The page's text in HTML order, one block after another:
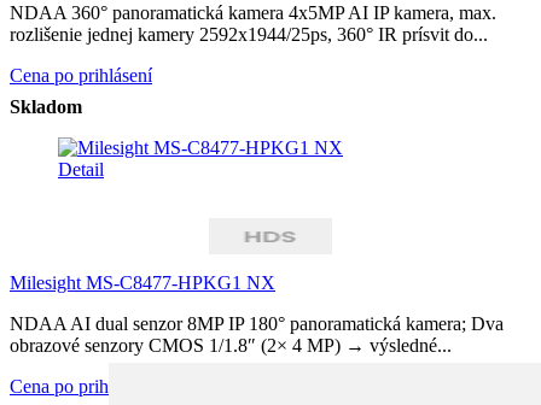
NDAA 360° panoramatická kamera 4x5MP AI IP kamera, max.
rozlišenie jednej kamery 2592x1944/25ps, 360° IR prísvit do...
Cena po prihlásení
Skladom
Detail
Milesight MS-C8477-HPKG1 NX
NDAA AI dual senzor 8MP IP 180° panoramatická kamera; Dva
obrazové senzory CMOS 1/1.8″ (2× 4 MP) → výsledné...
Cena po prihlásení